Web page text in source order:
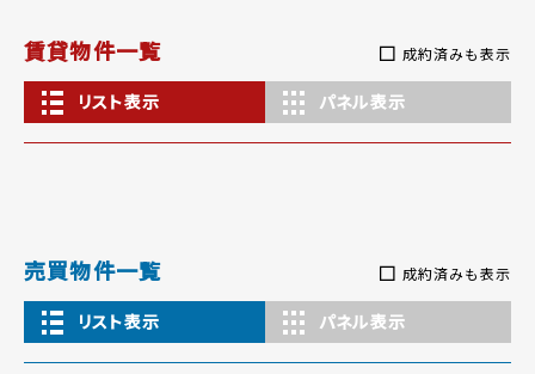
賃貸物件一覧 成約済みも表示
リスト表示 パネル表示
売買物件一覧 成約済みも表示
リスト表示 パネル表示